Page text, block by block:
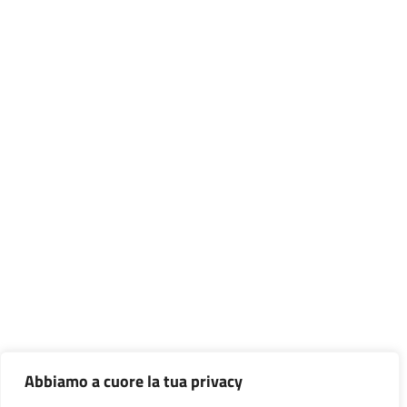
Abbiamo a cuore la tua privacy